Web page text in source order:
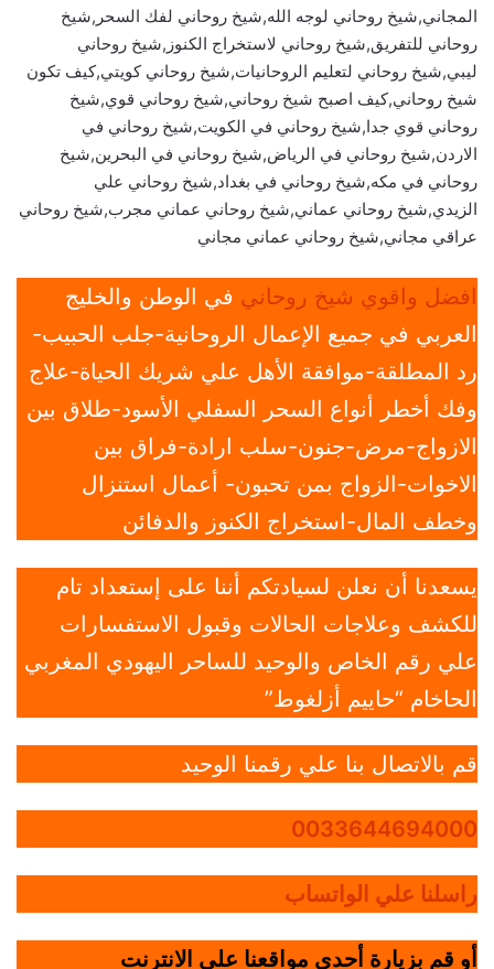
المجاني,شيخ روحاني لوجه الله,شيخ روحاني لفك السحر,شيخ
روحاني للتفريق,شيخ روحاني لاستخراج الكنوز,شيخ روحاني
ليبي,شيخ روحاني لتعليم الروحانيات,شيخ روحاني كويتي,كيف تكون
شيخ روحاني,كيف اصبح شيخ روحاني,شيخ روحاني قوي,شيخ
روحاني قوي جدا,شيخ روحاني في الكويت,شيخ روحاني في
الاردن,شيخ روحاني في الرياض,شيخ روحاني في البحرين,شيخ
روحاني في مكه,شيخ روحاني في بغداد,شيخ روحاني علي
الزيدي,شيخ روحاني عماني,شيخ روحاني عماني مجرب,شيخ روحاني
عراقي مجاني,شيخ روحاني عماني مجاني
افضل واقوي شيخ روحاني في الوطن والخليج
العربي في جميع الإعمال الروحانية-جلب الحبيب-
رد المطلقة-موافقة الأهل علي شريك الحياة-علاج
وفك أخطر أنواع السحر السفلي الأسود-طلاق بين
الازواج-مرض-جنون-سلب ارادة-فراق بين
الاخوات-الزواج بمن تحبون- أعمال استنزال
وخطف المال-استخراج الكنوز والدفائن
يسعدنا أن نعلن لسيادتكم أننا على إستعداد تام
للكشف وعلاجات الحالات وقبول الاستفسارات
علي رقم الخاص والوحيد للساحر اليهودي المغربي
الحاخام “حاييم أزلغوط”
قم بالاتصال بنا علي رقمنا الوحيد
0033644694000
راسلنا علي الواتساب
أو قم بزيارة أحدي مواقعنا علي الانترنت